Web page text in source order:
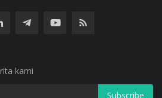
kami
Subscribe